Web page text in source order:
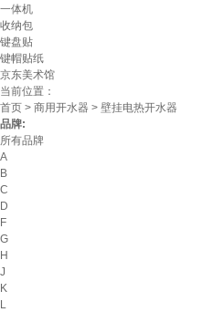
一体机
收纳包
键盘贴
键帽贴纸
京东美术馆
当前位置：
首页 > 商用开水器 > 壁挂电热开水器
品牌:
所有品牌
A
B
C
D
F
G
H
J
K
L